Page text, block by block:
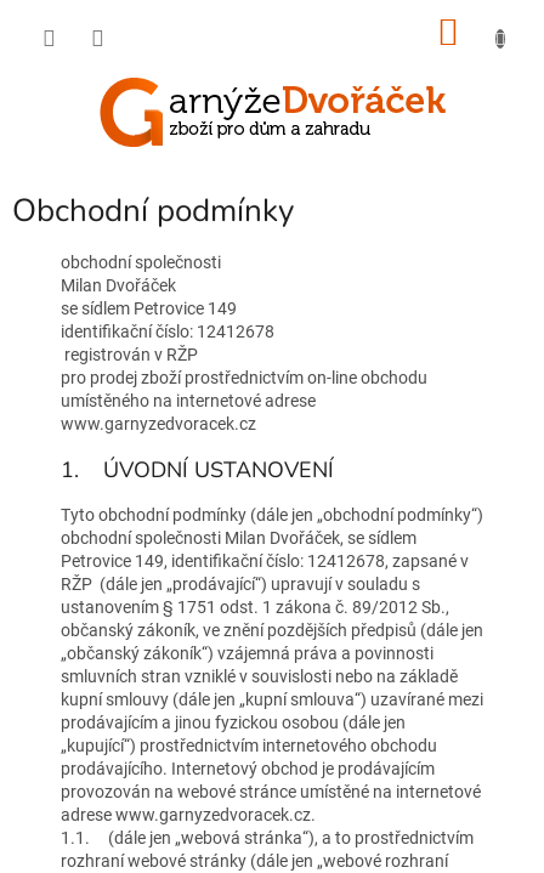
Obchodní podmínky
obchodní společnosti
Milan Dvořáček
se sídlem Petrovice 149
identifikační číslo: 12412678
registrován v RŽP
pro prodej zboží prostřednictvím on-line obchodu
umístěného na internetové adrese
www.garnyzedvoracek.cz
1. ÚVODNÍ USTANOVENÍ
Tyto obchodní podmínky (dále jen „obchodní podmínky“)
obchodní společnosti Milan Dvořáček, se sídlem
Petrovice 149, identifikační číslo: 12412678, zapsané v
RŽP (dále jen „prodávající“) upravují v souladu s
ustanovením § 1751 odst. 1 zákona č. 89/2012 Sb.,
občanský zákoník, ve znění pozdějších předpisů (dále jen
„občanský zákoník“) vzájemná práva a povinnosti
smluvních stran vzniklé v souvislosti nebo na základě
kupní smlouvy (dále jen „kupní smlouva“) uzavírané mezi
prodávajícím a jinou fyzickou osobou (dále jen
„kupující“) prostřednictvím internetového obchodu
prodávajícího. Internetový obchod je prodávajícím
provozován na webové stránce umístěné na internetové
adrese www.garnyzedvoracek.cz.
1.1. (dále jen „webová stránka“), a to prostřednictvím
rozhraní webové stránky (dále jen „webové rozhraní